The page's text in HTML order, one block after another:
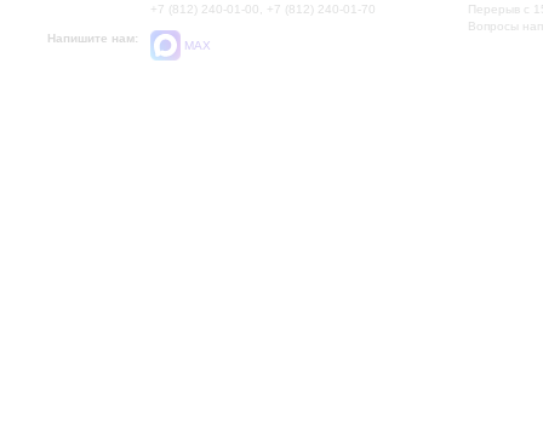
+7 (812) 240-01-00, +7 (812) 240-01-70
Напишите нам:
MAX
Перерыв с
Вопросы